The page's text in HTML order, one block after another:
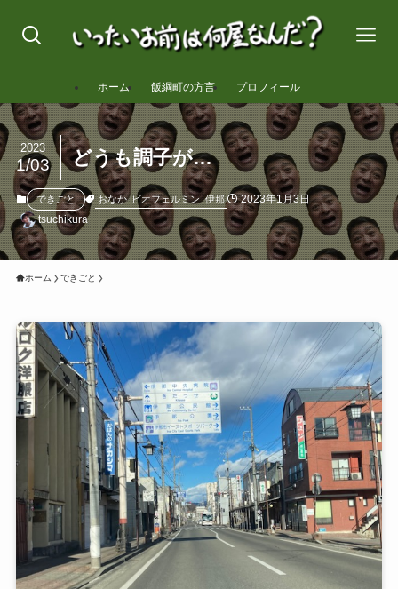
ホーム 飯綱町の方言 プロフィール
どうも調子が…
2023
1/03
できごと おなか ビオフェルミン 伊那
2023年1月3日
tsuchikura
ホーム できごと